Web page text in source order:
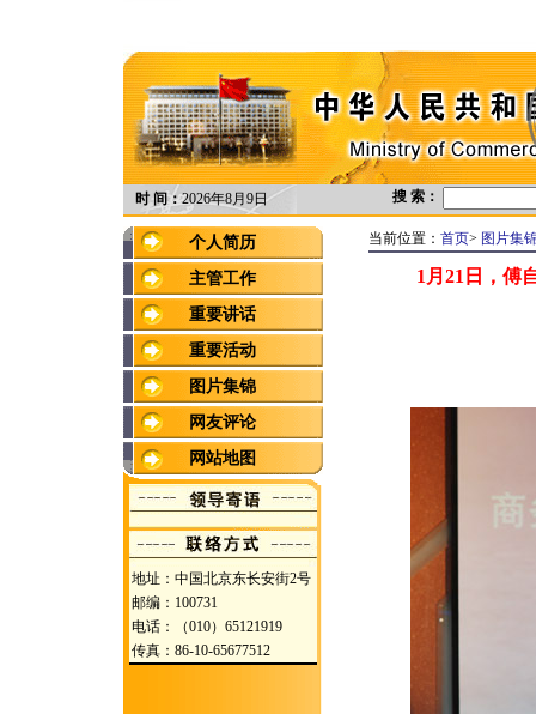
时 间：2026年8月9日 搜 索：
个人简历
主管工作
重要讲话
重要活动
图片集锦
网友评论
网站地图
地址：中国北京东长安街2号
邮编：100731
电话：（010）65121919
传真：86-10-65677512
当前位置： 首页> 图片集
1月21日，傅